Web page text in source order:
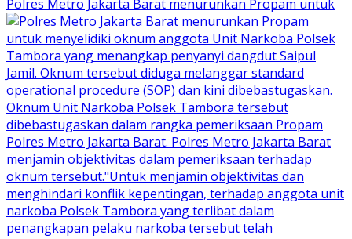
Polres Metro Jakarta Barat menurunkan Propam untuk